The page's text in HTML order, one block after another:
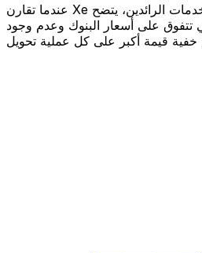
عندما تقارن Xe بالبنوك الرائدة ومقدمي الخدمات الرائدين، يتضح
تتفوق على أسعار البنوك وعدم وجود